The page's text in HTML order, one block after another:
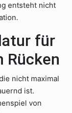
entsteht nicht
für
Rücken
nicht maximal
ist.
von